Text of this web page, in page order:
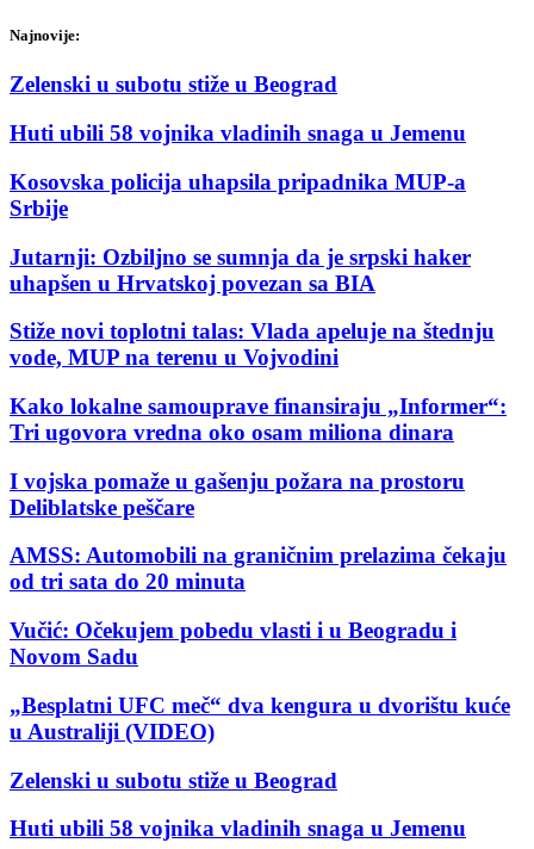
Najnovije:
Zelenski u subotu stiže u Beograd
Huti ubili 58 vojnika vladinih snaga u Jemenu
Kosovska policija uhapsila pripadnika MUP-a
Srbije
Jutarnji: Ozbiljno se sumnja da je srpski haker
uhapšen u Hrvatskoj povezan sa BIA
Stiže novi toplotni talas: Vlada apeluje na štednju
vode, MUP na terenu u Vojvodini
Kako lokalne samouprave finansiraju „Informer“:
Tri ugovora vredna oko osam miliona dinara
I vojska pomaže u gašenju požara na prostoru
Deliblatske peščare
AMSS: Automobili na graničnim prelazima čekaju
od tri sata do 20 minuta
Vučić: Očekujem pobedu vlasti i u Beogradu i
Novom Sadu
„Besplatni UFC meč“ dva kengura u dvorištu kuće
u Australiji (VIDEO)
Zelenski u subotu stiže u Beograd
Huti ubili 58 vojnika vladinih snaga u Jemenu